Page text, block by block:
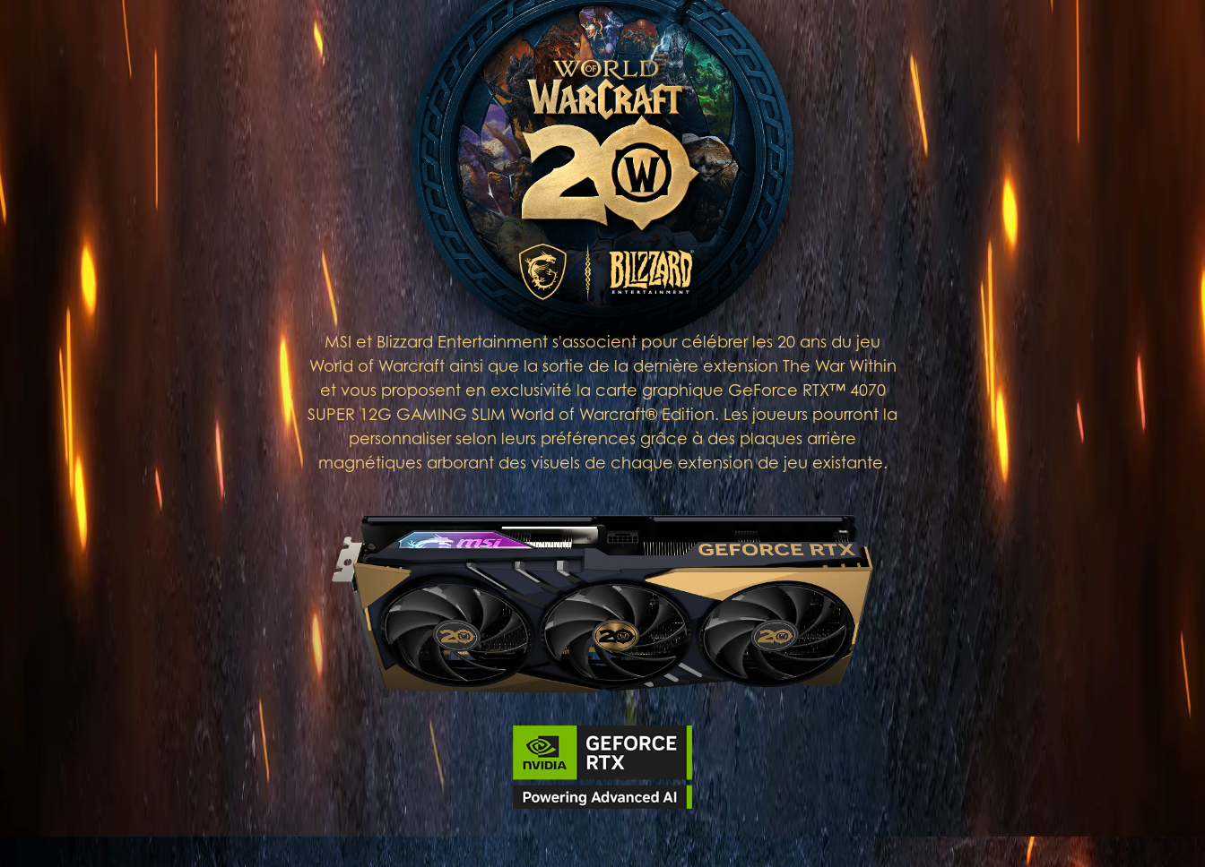
MSI et Blizzard Entertainment s'associent pour célébrer les 20 ans du jeu
World of Warcraft ainsi que la sortie de la dernière extension The War Within
et vous proposent en exclusivité la carte graphique GeForce RTX™ 4070
SUPER 12G GAMING SLIM World of Warcraft® Edition. Les joueurs pourront la
personnaliser selon leurs préférences grâce à des plaques arrière
magnétiques arborant des visuels de chaque extension de jeu existante.